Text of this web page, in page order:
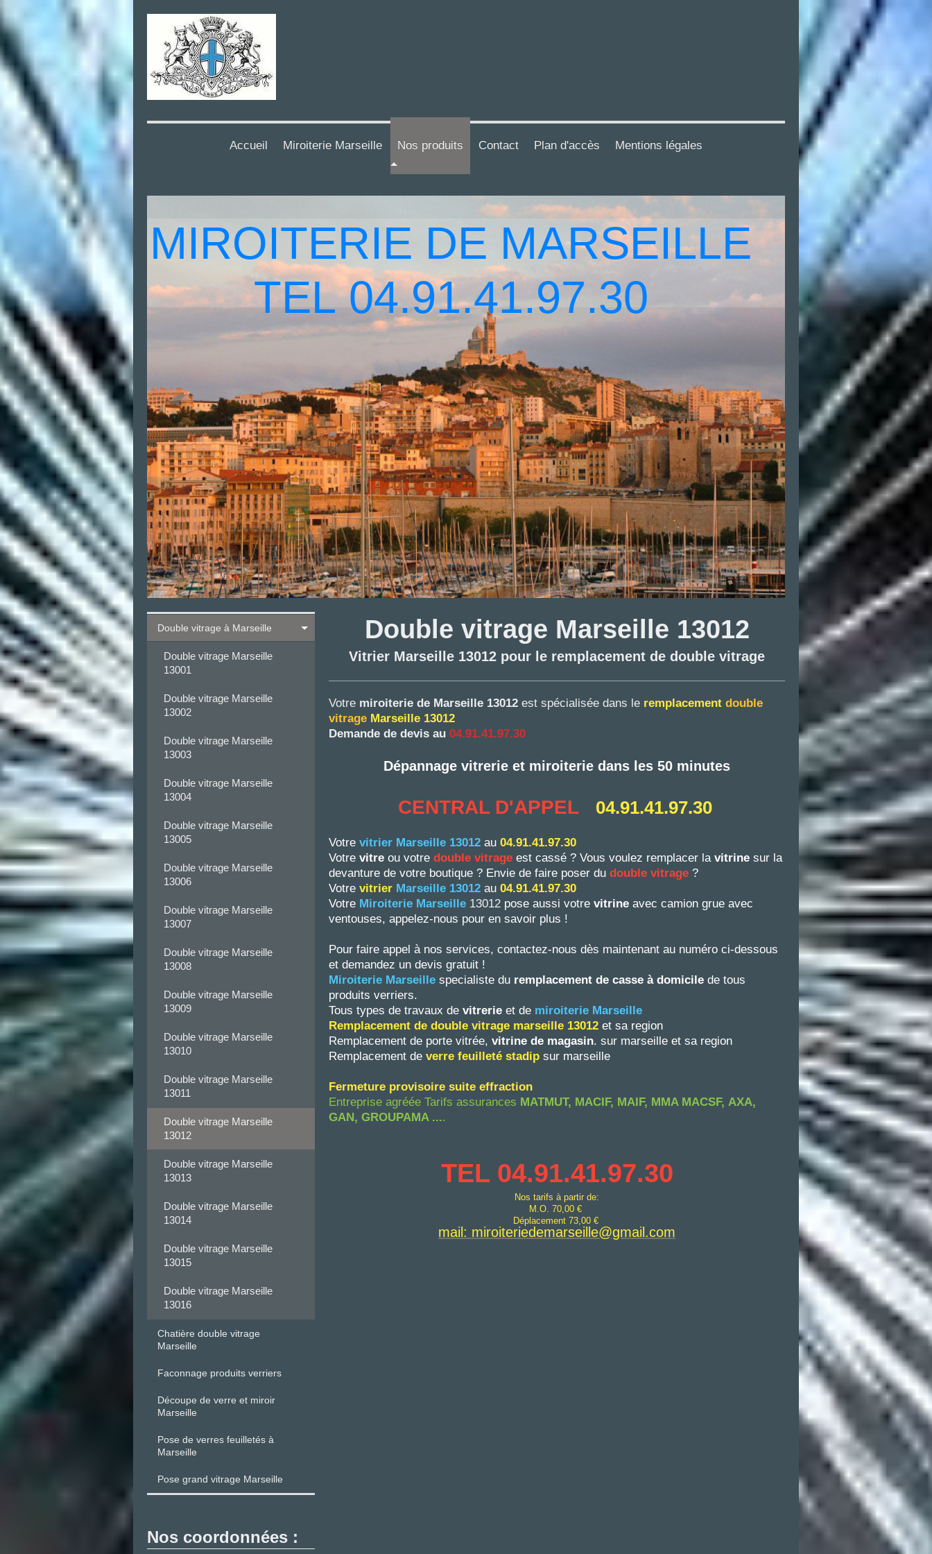
Accueil Miroiterie Marseille Nos produits Contact Plan d'accès Mentions légales
MIROITERIE DE MARSEILLE
TEL 04.91.41.97.30
Double vitrage Marseille 13012
Vitrier Marseille 13012 pour le remplacement de double vitrage
Votre miroiterie de Marseille 13012 est spécialisée dans le remplacement double
vitrage Marseille 13012
Demande de devis au04.91.41.97.30
Dépannage vitrerie et miroiterie dans les 50 minutes
CENTRAL D'APPEL 04.91.41.97.30
Votre vitrier Marseille 13012au 04.91.41.97.30
Votrevitreou votredouble vitrage est cassé ? Vous voulez remplacer lavitrinesur la
devanture de votre boutique ? Envie de faire poser dudouble vitrage ?
Votrevitrier Marseille 13012au 04.91.41.97.30
Votre Miroiterie Marseille 13012 pose aussi votrevitrineavec camion grue avec
ventouses, appelez-nous pour en savoir plus !
Pour faire appel à nos services, contactez-nous dès maintenant au numéro ci-dessous
et demandez un devis gratuit !
Miroiterie Marseille specialiste du remplacement de casse à domicile de tous
produits verriers.
Tous types de travaux devitrerieet de miroiterie Marseille
Remplacement de double vitrage marseille 13012 et sa region
Remplacement de porte vitrée,vitrine de magasin. sur marseille et sa region
Remplacement deverre feuilleté stadip sur marseille
Fermeture provisoire suite effraction
Entreprise agréée Tarifs assurances MATMUT, MACIF, MAIF, MMA MACSF, AXA,
GAN, GROUPAMA ....
TEL 04.91.41.97.30
Nos tarifs à partir de:
M.O. 70,00 €
Déplacement 73,00 €
mail: miroiteriedemarseille@gmail.com
Double vitrage à Marseille
Double vitrage Marseille
13001
Double vitrage Marseille
13002
Double vitrage Marseille
13003
Double vitrage Marseille
13004
Double vitrage Marseille
13005
Double vitrage Marseille
13006
Double vitrage Marseille
13007
Double vitrage Marseille
13008
Double vitrage Marseille
13009
Double vitrage Marseille
13010
Double vitrage Marseille
13011
Double vitrage Marseille
13012
Double vitrage Marseille
13013
Double vitrage Marseille
13014
Double vitrage Marseille
13015
Double vitrage Marseille
13016
Chatière double vitrage
Marseille
Faconnage produits verriers
Découpe de verre et miroir
Marseille
Pose de verres feuilletés à
Marseille
Pose grand vitrage Marseille
Nos coordonnées :